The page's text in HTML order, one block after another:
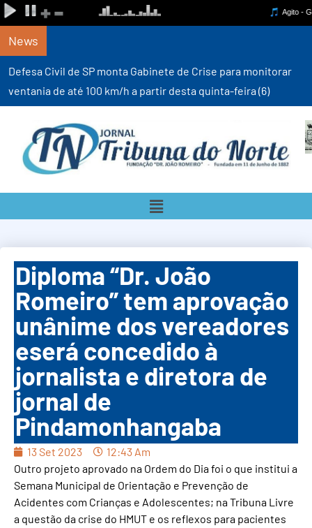
News
Defesa Civil de SP monta Gabinete de Crise para monitorar
ventania de até 100 km/h a partir desta quinta-feira (6)
Diploma “Dr. João
Romeiro” tem aprovação
unânime dos vereadores
eserá concedido à
jornalista e diretora de
jornal de
Pindamonhangaba
13 Set 2023
12:43 Am
Outro projeto aprovado na Ordem do Dia foi o que institui a
Semana Municipal de Orientação e Prevenção de
Acidentes com Crianças e Adolescentes; na Tribuna Livre
a questão da crise do HMUT e os reflexos para pacientes